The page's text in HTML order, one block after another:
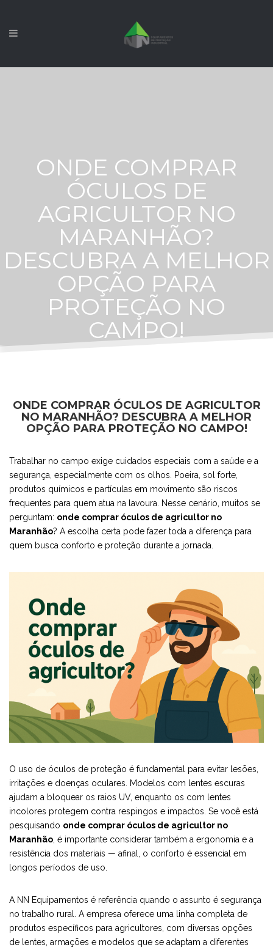
ONDE COMPRAR
ÓCULOS DE
AGRICULTOR NO
MARANHÃO?
DESCUBRA A MELHOR
OPÇÃO PARA
PROTEÇÃO NO
CAMPO!
ONDE COMPRAR ÓCULOS DE AGRICULTOR
NO MARANHÃO? DESCUBRA A MELHOR
OPÇÃO PARA PROTEÇÃO NO CAMPO!
Trabalhar no campo exige cuidados especiais com a saúde e a
segurança, especialmente com os olhos. Poeira, sol forte,
produtos químicos e partículas em movimento são riscos
frequentes para quem atua na lavoura. Nesse cenário, muitos se
perguntam: onde comprar óculos de agricultor no
Maranhão? A escolha certa pode fazer toda a diferença para
quem busca conforto e proteção durante a jornada.
O uso de óculos de proteção é fundamental para evitar lesões,
irritações e doenças oculares. Modelos com lentes escuras
ajudam a bloquear os raios UV, enquanto os com lentes
incolores protegem contra respingos e impactos. Se você está
pesquisando onde comprar óculos de agricultor no
Maranhão , é importante considerar também a ergonomia e a
resistência dos materiais — afinal, o conforto é essencial em
longos períodos de uso.
A NN Equipamentos é referência quando o assunto é segurança
no trabalho rural. A empresa oferece uma linha completa de
produtos específicos para agricultores, com diversas opções
de lentes, armações e modelos que se adaptam a diferentes